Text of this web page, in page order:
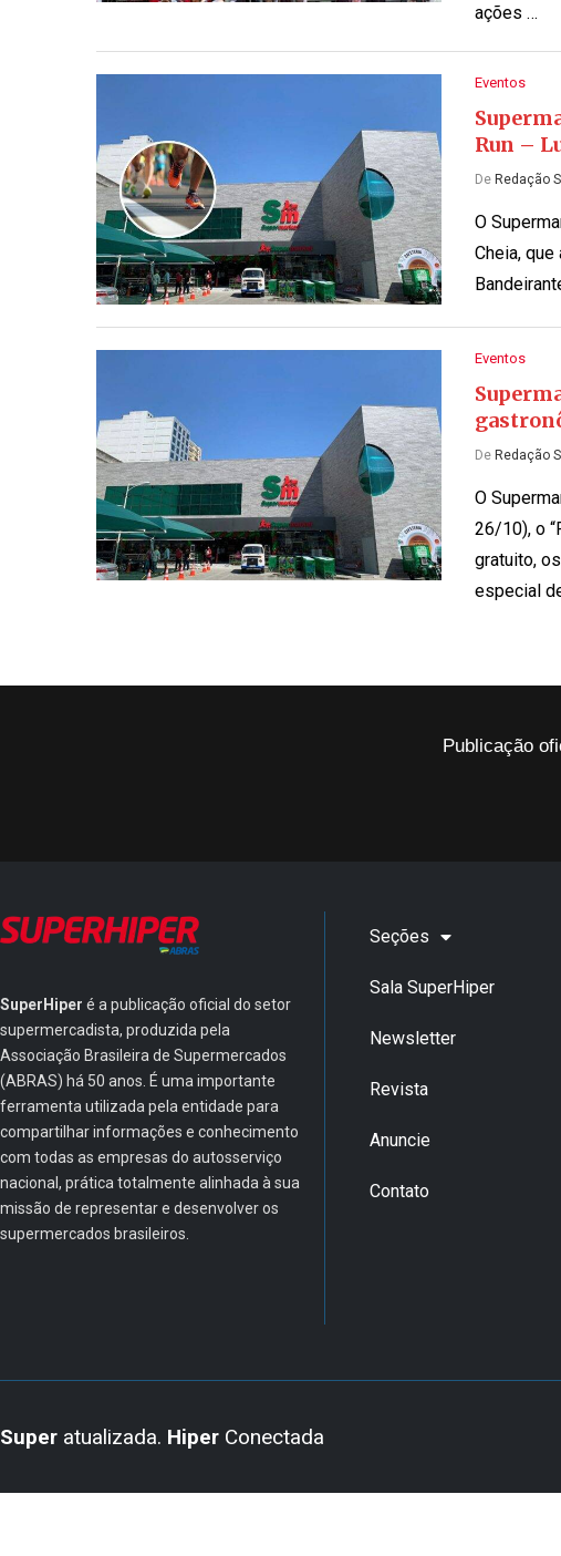
ações …
Eventos
Run –
De Redação
O
Cheia,
Eventos
De Redação
O
26/10), o
gratuito,
especial
Publicação
SuperHiper é a publicação oficial do setor
supermercadista, produzida pela
Associação Brasileira de Supermercados
(ABRAS) há 50 anos. É uma importante
ferramenta utilizada pela entidade para
compartilhar informações e conhecimento
com todas as empresas do autosserviço
nacional, prática totalmente alinhada à sua
missão de representar e desenvolver os
supermercados brasileiros.
Seções
Sala SuperHiper
Newsletter
Revista
Anuncie
Contato
Super atualizada. Hiper Conectada